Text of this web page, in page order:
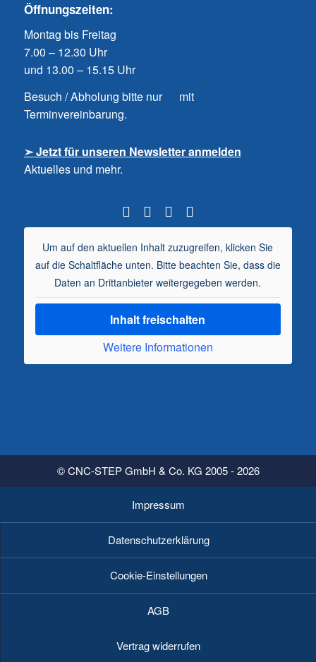
Öffnungszeiten:
Montag bis Freitag
7.00 – 12.30 Uhr
und 13.00 – 15.15 Uhr
Besuch / Abholung bitte nur mit
Terminvereinbarung.
➣ Jetzt für unseren Newsletter anmelden
Aktuelles und mehr.
Um auf den aktuellen Inhalt zuzugreifen, klicken Sie
auf die Schaltfläche unten. Bitte beachten Sie, dass die
Daten an Drittanbieter weitergegeben werden.
Inhalt freischalten
Weitere Informationen
© CNC-STEP GmbH & Co. KG 2005 - 2026
Impressum
Datenschutzerklärung
Cookie-Einstellungen
AGB
Vertrag widerrufen